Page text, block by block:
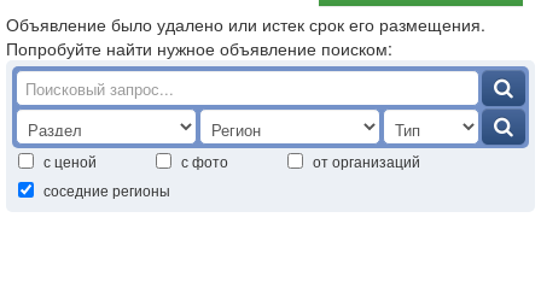
Объявление было удалено или истек срок его размещения.
Попробуйте найти нужное объявление поиском:
с ценой с фото
от организаций
соседние регионы